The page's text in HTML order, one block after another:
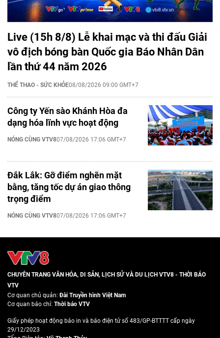
Live (15h 8/8) Lễ khai mạc và thi đấu Giải
vô địch bóng bàn Quốc gia Báo Nhân Dân
lần thứ 44 năm 2026
THỂ THAO - SỨC KHỎE08/08/2026 09:00 GMT+7
Công ty Yến sào Khánh Hòa đa
dạng hóa lĩnh vực hoạt động
NÓNG CÙNG VTV807/08/2026 17:06 GMT+7
Đắk Lắk: Gỡ điểm nghẽn mặt
bằng, tăng tốc dự án giao thông
trọng điểm
NÓNG CÙNG VTV807/08/2026 17:06 GMT+7
CHUYÊN TRANG VĂN HÓA, DI SẢN, LỊCH SỬ VÀ DU LỊCH VTV8 - THỜI BÁO
VTV
Cơ quan chủ quản:Đài Truyền hình Việt Nam
Cơ quan báo chí: Thời báo VTV
Giấy phép hoạt động báo in và báo điện tử số 483/GP-BTTTT cấp ngày
29/12/2023